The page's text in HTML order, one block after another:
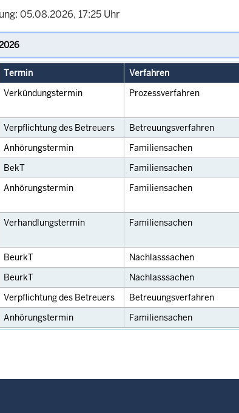
05.08.2026, 17:25 Uhr
Termin Verfahren
Verkündungstermin Prozessverfahren
Verpflichtung des Betreuers Betreuungsverfahren
Anhörungstermin Familiensachen
BekT Familiensachen
Anhörungstermin Familiensachen
Verhandlungstermin Familiensachen
BeurkT Nachlasssachen
BeurkT Nachlasssachen
Verpflichtung des Betreuers Betreuungsverfahren
Anhörungstermin Familiensachen